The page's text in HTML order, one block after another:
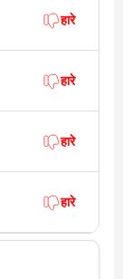
हारे
हारे
हारे
हारे